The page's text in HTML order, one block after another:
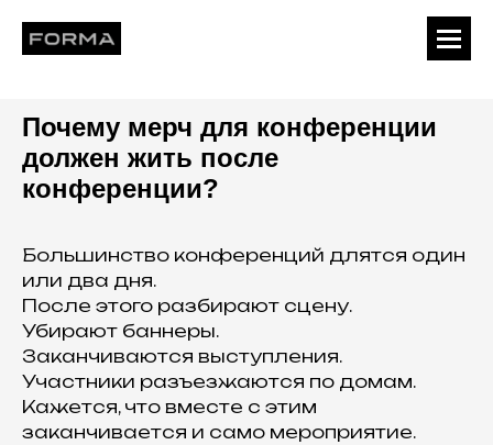
Почему мерч для конференции
должен жить после
конференции?
Большинство конференций длятся один
или два дня.
После этого разбирают сцену.
Убирают баннеры.
Заканчиваются выступления.
Участники разъезжаются по домам.
Кажется, что вместе с этим
заканчивается и само мероприятие.